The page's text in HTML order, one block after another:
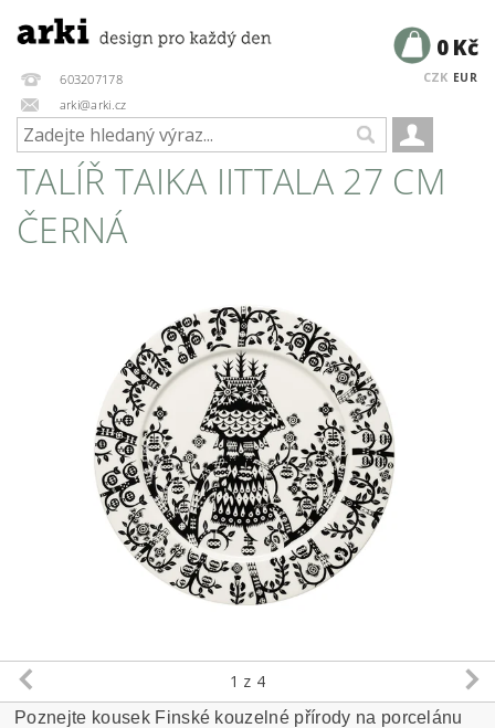
603207178
arki@arki.cz
CZK EUR
0 Kč
TALÍŘ TAIKA IITTALA 27 CM
ČERNÁ
1 z 4
Poznejte kousek Finské kouzelné přírody na porcelánu